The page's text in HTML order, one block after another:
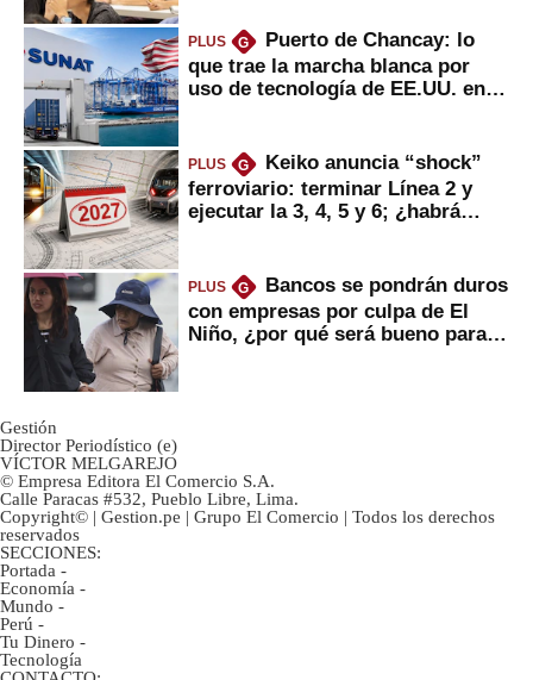
PLUS G
Puerto de Chancay: lo
que trae la marcha blanca por
uso de tecnología de EE.UU. en
PLUS G
Keiko anuncia “shock”
ferroviario: terminar Línea 2 y
ejecutar la 3, 4, 5 y 6; ¿habrá
PLUS G
Bancos se pondrán duros
con empresas por culpa de El
Niño, ¿por qué será bueno para
Gestión
Director Periodístico (e)
VÍCTOR MELGAREJO
© Empresa Editora El Comercio S.A.
Calle Paracas #532, Pueblo Libre, Lima.
Copyright© | Gestion.pe | Grupo El Comercio | Todos los derechos
reservados
SECCIONES:
Portada -
Economía -
Mundo -
Perú -
Tu Dinero -
Tecnología